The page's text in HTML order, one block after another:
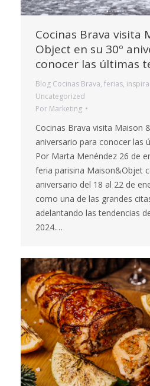
Cocinas Brava visita
Object en su 30º
conocer las últimas
Blog Cocinas Brava, ferias,
Uncategorized
Por Marketing
Cocinas Brava visita Maison
aniversario para conocer las
Por Marta Menéndez 26 de
feria parisina Maison&Objet
aniversario del 18 al 22 de
como una de las grandes
adelantando las tendencias
2024.…